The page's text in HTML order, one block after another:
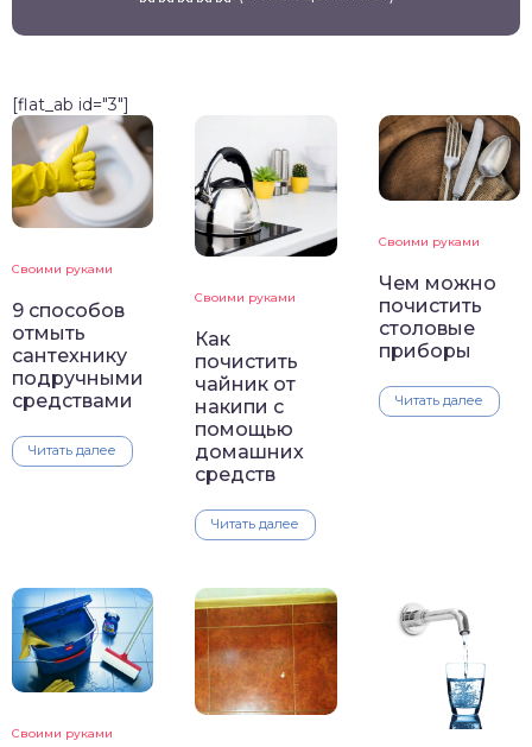
[flat_ab id="3"]
Своими руками
9 способов
отмыть
сантехнику
подручными
средствами
Читать далее
Своими руками
Как
почистить
чайник от
накипи с
помощью
домашних
средств
Читать далее
Своими руками
Чем можно
почистить
столовые
приборы
Читать далее
Своими руками